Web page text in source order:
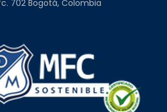
702 Bogotá, Colombia